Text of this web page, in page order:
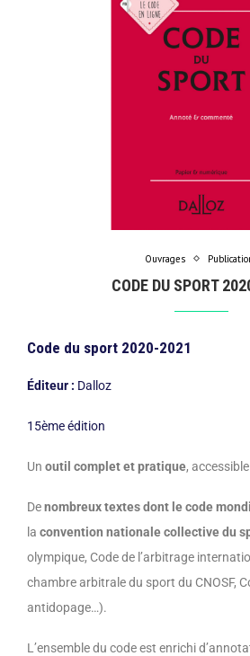
Ouvrages
CODE DU SPORT
Code du sport 2020-2021
Éditeur : Dalloz
15ème édition
Un outil complet et pratique,
Denombreux textes dont le code
la convention nationale collective du
olympique, Code de l’arbitrage
chambre arbitrale du sport du CNOSF,
antidopage…).
L’ensemble du code est enrichi